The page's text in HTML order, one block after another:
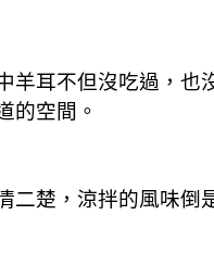
耳不但沒吃過，
的空間。
楚，涼拌的風味